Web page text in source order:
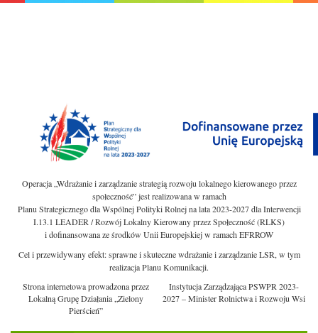
Operacja „Wdrażanie i zarządzanie strategią rozwoju lokalnego kierowanego przez
społeczność” jest realizowana w ramach
Planu Strategicznego dla Wspólnej Polityki Rolnej na lata 2023-2027 dla Interwencji
I.13.1 LEADER / Rozwój Lokalny Kierowany przez Społeczność (RLKS)
i dofinansowana ze środków Unii Europejskiej w ramach EFRROW
Cel i przewidywany efekt: sprawne i skuteczne wdrażanie i zarządzanie LSR, w tym
realizacja Planu Komunikacji.
Strona internetowa prowadzona przez
Lokalną Grupę Działania „Zielony
Pierścień”
Instytucja Zarządzająca PSWPR 2023-
2027 – Minister Rolnictwa i Rozwoju Wsi